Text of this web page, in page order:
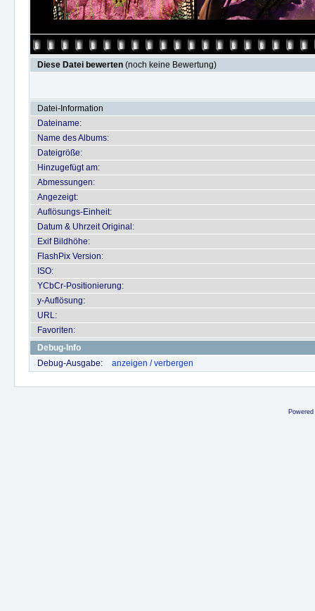
Diese Datei bewerten (noch keine Bewertung)
Datei-Information
Dateiname:
Name des Albums:
Dateigröße:
Hinzugefügt am:
Abmessungen:
Angezeigt:
Auflösungs-Einheit:
Datum & Uhrzeit Original:
Exif Bildhöhe:
FlashPix Version:
ISO:
YCbCr-Positionierung:
y-Auflösung:
URL:
Favoriten:
Debug-Info
Debug-Ausgabe:
anzeigen / verbergen